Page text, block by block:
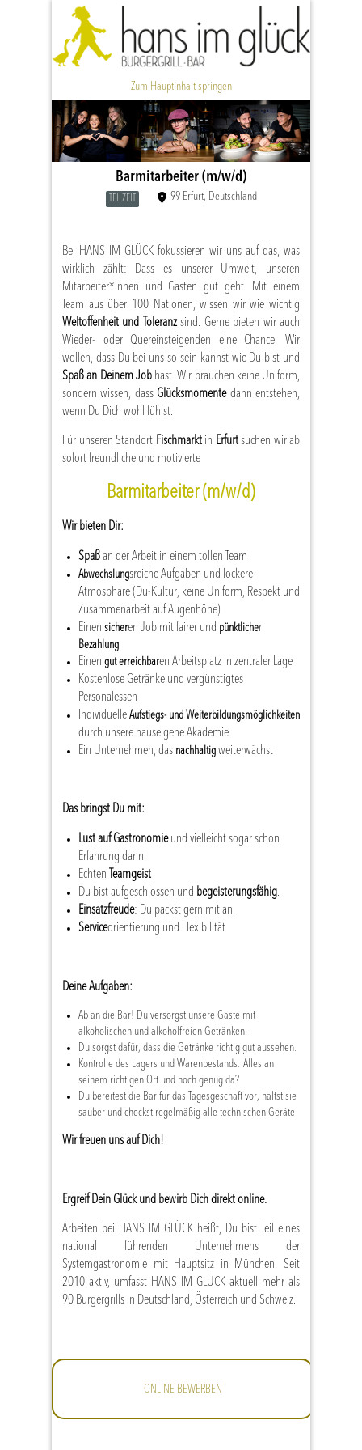
Zum Hauptinhalt springen
Barmitarbeiter (m/w/d)
TEILZEIT 99 Erfurt, Deutschland
Bei HANS IM GLÜCK fokussieren wir uns auf das, was
wirklich zählt: Dass es unserer Umwelt, unseren
Mitarbeiter*innen und Gästen gut geht. Mit einem
Team aus über 100 Nationen, wissen wir wie wichtig
Weltoffenheit und Toleranzsind. Gerne bieten wir auch
Wieder- oder Quereinsteigenden eine Chance. Wir
wollen, dass Du bei uns so sein kannst wie Du bist und
Spaß an Deinem Jobhast. Wir brauchen keine Uniform,
sondern wissen, dass Glücksmomentedann entstehen,
wenn Du Dich wohl fühlst.
Für unseren Standort Fischmarktin Erfurtsuchen wir ab
sofort freundliche und motivierte
Barmitarbeiter (m/w/d)
Wir bieten Dir:
Spaßan der Arbeit in einem tollen Team
Abwechslungsreiche Aufgaben und lockere
Atmosphäre (Du-Kultur, keine Uniform, Respekt und
Zusammenarbeit auf Augenhöhe)
Einen sicheren Job mit fairer und pünktlicher
Bezahlung
Einen gut erreichbaren Arbeitsplatz in zentraler Lage
Kostenlose Getränke und vergünstigtes
Personalessen
Individuelle Aufstiegs- und Weiterbildungsmöglichkeiten
durch unsere hauseigene Akademie
Ein Unternehmen, das nachhaltig weiterwächst
Das bringst Du mit:
Lust auf Gastronomieund vielleicht sogar schon
Erfahrung darin
Echten Teamgeist
Du bist aufgeschlossen und begeisterungsfähig.
Einsatzfreude: Du packst gern mit an.
Serviceorientierung und Flexibilität
Deine Aufgaben:
Ab an die Bar! Du versorgst unsere Gäste mit
alkoholischen und alkoholfreien Getränken.
Du sorgst dafür, dass die Getränke richtig gut aussehen.
Kontrolle des Lagers und Warenbestands: Alles an
seinem richtigen Ort und noch genug da?
Du bereitest die Bar für das Tagesgeschäft vor, hältst sie
sauber und checkst regelmäßig alle technischen Geräte
Wir freuen uns auf Dich!
Ergreif Dein Glück und bewirb Dich direkt online.
Arbeiten bei HANS IM GLÜCK heißt, Du bist Teil eines
national führenden Unternehmens der
Systemgastronomie mit Hauptsitz in München. Seit
2010 aktiv, umfasst HANS IM GLÜCK aktuell mehr als
90 Burgergrills in Deutschland, Österreich und Schweiz.
ONLINE BEWERBEN